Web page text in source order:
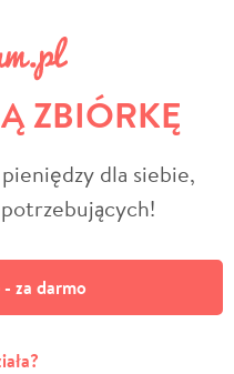
ZBIÓRKĘ
pieniędzy dla siebie,
za darmo